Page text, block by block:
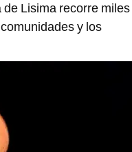
Lisima recorre miles
y los